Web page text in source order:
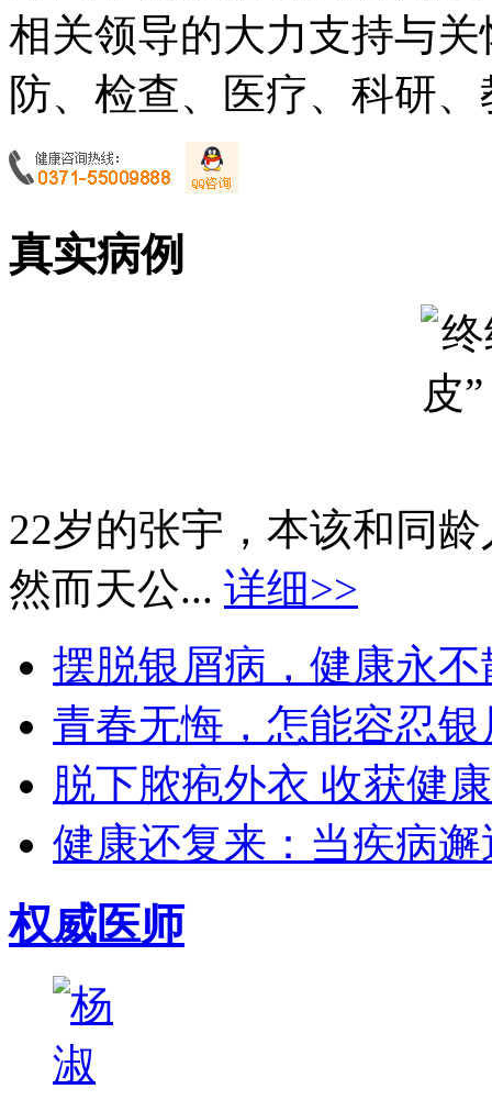
相关领导的大力支持与
防、检查、医疗、科研
真实病例
22岁的张宇，本该和同
然而天公... 详细>>
摆脱银屑病，健康永不
青春无悔，怎能容忍
脱下脓疱外衣 收获健
健康还复来：当疾病
权威医师